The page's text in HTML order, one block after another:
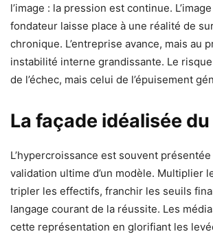
l’image : la pression est continue.
fondateur laisse place à une réalité de
chronique. L’entreprise avance, mais au
instabilité interne grandissante. Le risque
de l’échec, mais celui de l’épuisement
La façade idéalisée
L’hypercroissance est souvent
validation ultime d’un modèle. Multiplier
tripler les effectifs, franchir les seuils
langage courant de la réussite. Les
cette représentation en glorifiant les